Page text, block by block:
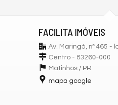
FACILITA IMÓVEIS
Av. Maringá, nº 465 -
Centro - 83260-000
Matinhos / PR
mapa google